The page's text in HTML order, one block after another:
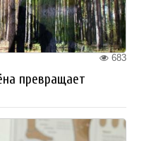
683
превращает